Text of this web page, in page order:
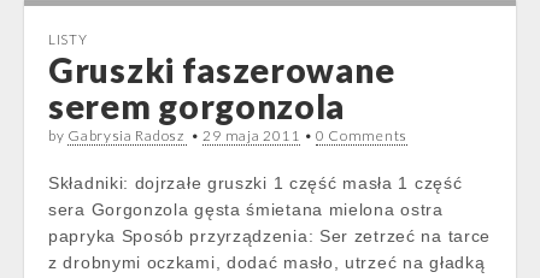
LISTY
Gruszki faszerowane
serem gorgonzola
by Gabrysia Radosz •29 maja 2011 • 0 Comments
Składniki: dojrzałe gruszki 1 część masła 1 część
sera Gorgonzola gęsta śmietana mielona ostra
papryka Sposób przyrządzenia: Ser zetrzeć na tarce
z drobnymi oczkami, dodać masło, utrzeć na gładką